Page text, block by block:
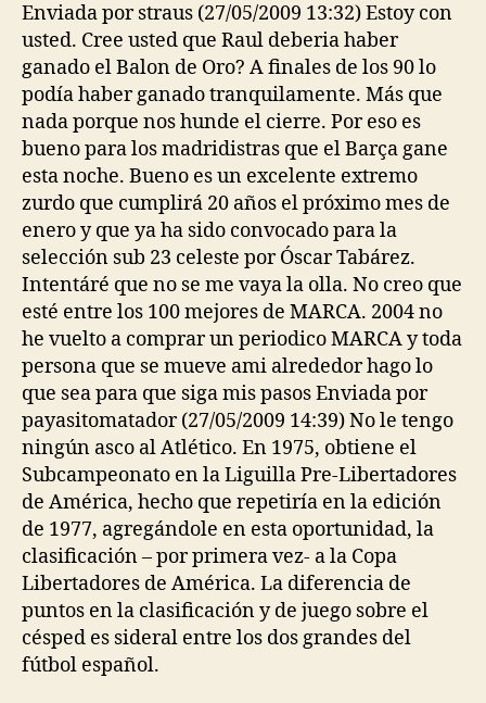
Enviada por straus (27/05/2009 13:32) Estoy con
usted. Cree usted que Raul deberia haber
ganado el Balon de Oro? A finales de los 90 lo
podía haber ganado tranquilamente. Más que
nada porque nos hunde el cierre. Por eso es
bueno para los madridistras que el Barça gane
esta noche. Bueno es un excelente extremo
zurdo que cumplirá 20 años el próximo mes de
enero y que ya ha sido convocado para la
selección sub 23 celeste por Óscar Tabárez.
Intentáré que no se me vaya la olla. No creo que
esté entre los 100 mejores de MARCA. 2004 no
he vuelto a comprar un periodico MARCA y toda
persona que se mueve ami alrededor hago lo
que sea para que siga mis pasos Enviada por
payasitomatador (27/05/2009 14:39) No le tengo
ningún asco al Atlético. En 1975, obtiene el
Subcampeonato en la Liguilla Pre-Libertadores
de América, hecho que repetiría en la edición
de 1977, agregándole en esta oportunidad, la
clasificación – por primera vez- a la Copa
Libertadores de América. La diferencia de
puntos en la clasificación y de juego sobre el
césped es sideral entre los dos grandes del
fútbol español.